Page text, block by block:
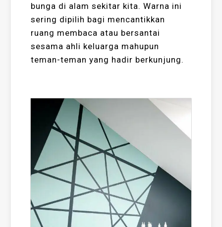
bunga di alam sekitar kita. Warna ini
sering dipilih bagi mencantikkan
ruang membaca atau bersantai
sesama ahli keluarga mahupun
teman-teman yang hadir berkunjung.